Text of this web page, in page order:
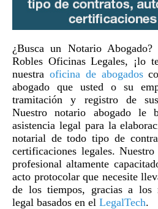
¿Busca un Notario
Robles Oficinas Legales, ¡lo
nuestra oficina de abogados
abogado que usted o su
tramitación y registro de
Nuestro notario abogado le
asistencia legal para la
notarial de todo tipo de
certificaciones legales.
profesional altamente
acto protocolar que necesite
de los tiempos, gracias a los
legal basados en el LegalTech.